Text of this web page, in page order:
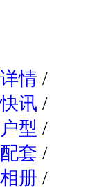
详情 /
快讯 /
户型 /
配套 /
相册 /